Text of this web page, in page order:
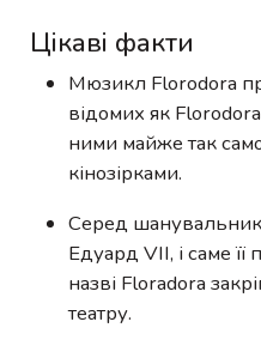
Цікаві факти
Мюзикл Florodora
відомих як
ними майже так
кінозірками.
Серед
Едуард VII, і саме
назві Floradora
театру.